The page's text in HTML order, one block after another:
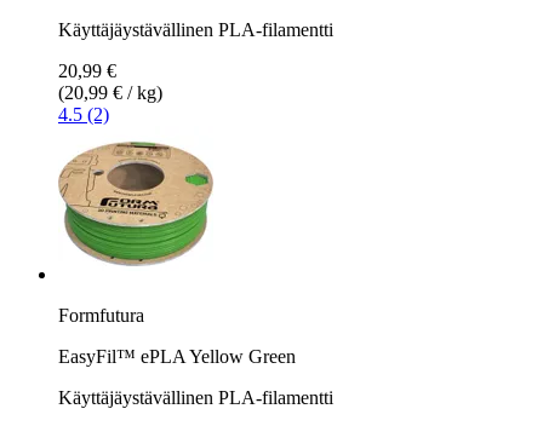
Käyttäjäystävällinen PLA-filamentti
20,99 €
(20,99 € / kg)
4.5 (2)
Formfutura
EasyFil™ ePLA Yellow Green
Käyttäjäystävällinen PLA-filamentti